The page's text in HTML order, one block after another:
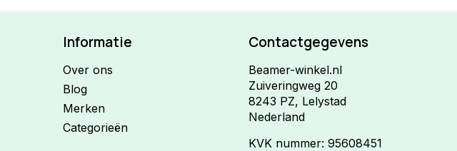
Informatie
Over ons
Blog
Merken
Categorieën
Contactgegevens
Beamer-winkel.nl
Zuiveringweg 20
8243 PZ, Lelystad
Nederland
KVK nummer: 95608451